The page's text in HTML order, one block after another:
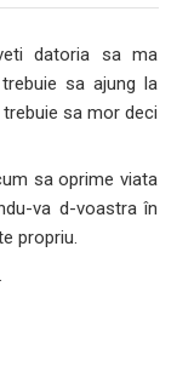
datoria sa ma
sa ajung la
sa mor deci
sa oprime viata
va d-voastra în
propriu.
.